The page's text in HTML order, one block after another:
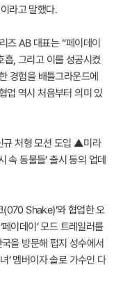
라고 말했다.
즈 AB 대표는 “페이데이
흡, 그리고 이를 성공시켰
경험을 배틀그라운드에
업 역시 처음부터 의미 있
규 처형 모션 도입 ▲미라
속 동물들’ 출시 등의 업데
(070 Shake)’와 협업한 오
이데이’ 모드 트레일러를
을 방문해 펍지 성수에서
’ 멤버이자 솔로 가수인 다